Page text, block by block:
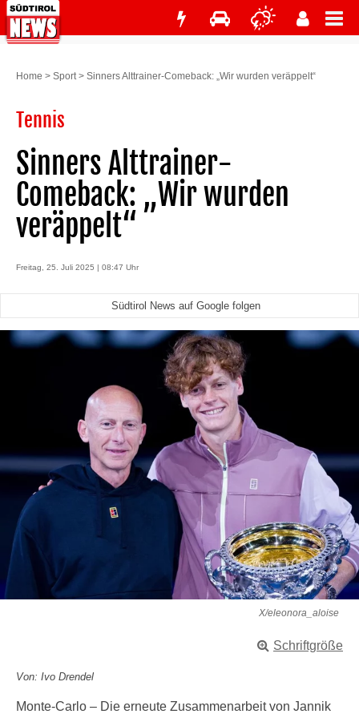
Home > Sport> Sinners Alttrainer-Comeback: „Wir wurden veräppelt“
Tennis
Sinners Alttrainer-
Comeback: „Wir wurden
veräppelt“
Freitag, 25. Juli 2025 | 08:47 Uhr
Südtirol News auf Google folgen
X/eleonora_aloise
Schriftgröße
Von: Ivo Drendel
Monte-Carlo – Die erneute Zusammenarbeit von Jannik